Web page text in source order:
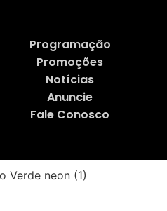
Programação
Promoções
Notícias
Anuncie
Fale Conosco